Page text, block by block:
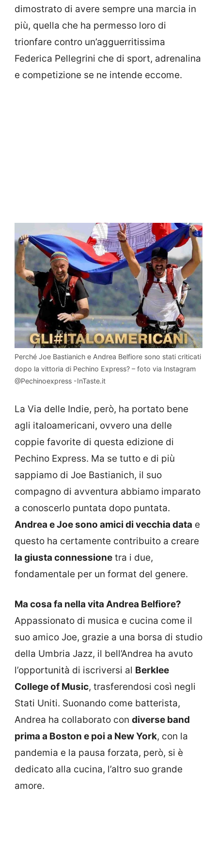
dimostrato di avere sempre una marcia in
più, quella che ha permesso loro di
trionfare contro un’agguerritissima
Federica Pellegrini che di sport, adrenalina
e competizione se ne intende eccome.
Perché Joe Bastianich e Andrea Belfiore sono stati criticati
dopo la vittoria di Pechino Express? – foto via Instagram
@Pechinoexpress -InTaste.it
La Via delle Indie, però, ha portato bene
agli italoamericani, ovvero una delle
coppie favorite di questa edizione di
Pechino Express. Ma se tutto e di più
sappiamo di Joe Bastianich, il suo
compagno di avventura abbiamo imparato
a conoscerlo puntata dopo puntata.
Andrea e Joe sono amici di vecchia data e
questo ha certamente contribuito a creare
la giusta connessione tra i due,
fondamentale per un format del genere.
Ma cosa fa nella vita Andrea Belfiore?
Appassionato di musica e cucina come il
suo amico Joe, grazie a una borsa di studio
della Umbria Jazz, il bell’Andrea ha avuto
l’opportunità di iscriversi al Berklee
College of Music, trasferendosi così negli
Stati Uniti. Suonando come batterista,
Andrea ha collaborato con diverse band
prima a Boston e poi a New York, con la
pandemia e la pausa forzata, però, si è
dedicato alla cucina, l’altro suo grande
amore.